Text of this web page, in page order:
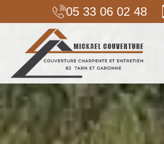
05 33 06 02 48